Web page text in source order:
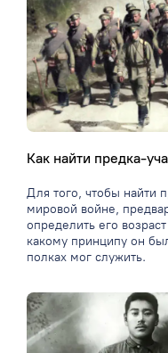
Как найти предка-
Для того, чтобы найти
мировой войне,
определить его
какому принципу он
полках мог служить.